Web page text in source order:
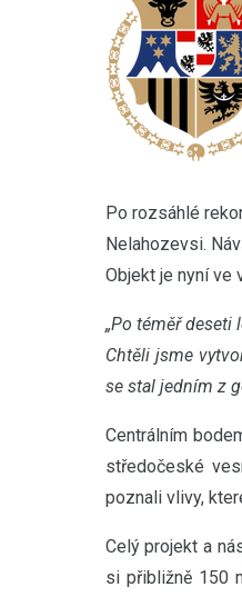
Po rozsáhlé
Nelahozevsi.
Objekt je nyní ve
„Po téměř
Chtěli jsme
se stal jedním z
Centrálním
středočeské
poznali vlivy,
Celý projekt a
si přibližně 150